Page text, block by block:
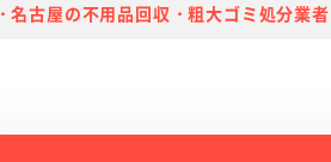
名古屋の不用品回収・粗大ゴミ処分業